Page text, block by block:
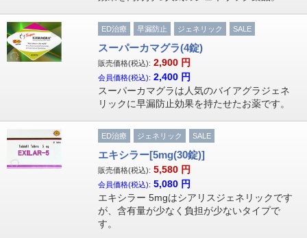
ED治療 早漏防止 ジェネリック SALE
スーパーカマグラ(4錠)
販売価格(税込): 2,900 円
会員価格(税込): 2,400 円
スーパーカマグラは人気のバイアグラジェネ
リックに早漏防止効果を持たせたお薬です。
ED治療 ジェネリック SALE
エキシラー[5mg(30錠)]
販売価格(税込): 5,580 円
会員価格(税込): 5,080 円
エキシラー 5mgはシアリスジェネリックです
が、含有量が少なく負担が少ないタイプで
す。